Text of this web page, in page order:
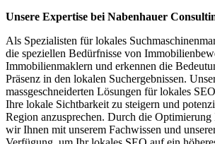
Unsere Expertise bei Nabenhauer
Als Spezialisten für lokales
die speziellen Bedürfnisse von
Immobilienmaklern und erkennen die
Präsenz in den lokalen Suchergebnissen.
massgeschneiderten Lösungen für lokales
Ihre lokale Sichtbarkeit zu steigern und
Region anzusprechen. Durch die Optimierung
wir Ihnen mit unserem Fachwissen und